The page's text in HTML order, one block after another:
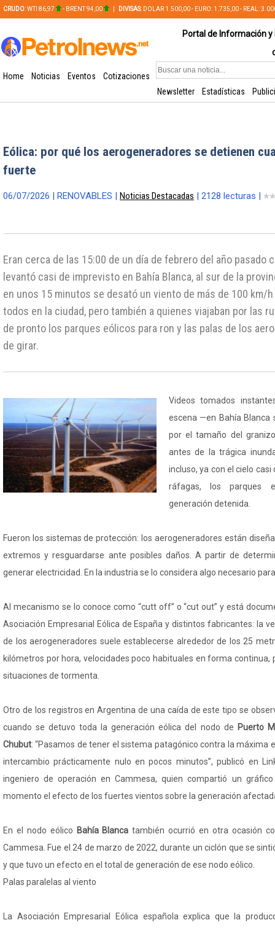
CRUDO: WTI 86,97 - BRENT 94,00 DIVISAS: DOLAR 1.500,00 - EURO: 1.735,00 - REAL:
Portal de Información
Home Noticias Eventos
Cotizaciones
Newsletter
Estadísticas
Eólica: por qué los aerogeneradores se detienen
fuerte
06/07/2026 | RENOVABLES | Noticias Destacadas | 2128 lecturas |
Eran cerca de las 15:00 de un día de febrero del año pasado
levantó casi de imprevisto en Bahía Blanca, al sur de la
en unos 15 minutos se desató un viento de más de 100 km/
todos en la ciudad, pero también a quienes viajaban por las
de pronto los parques eólicos para ron y las palas de los
de girar.
Videos tomados
escena —en Bahía Blanca
por el tamaño del
antes de la trágica
incluso, ya con el cielo
ráfagas, los parques
generación detenida.
Fueron los sistemas de protección: los aerogeneradores están
extremos y resguardarse ante posibles daños. A partir de
generar electricidad. En la industria se lo considera algo necesario
Al mecanismo se lo conoce como “cutt off” o “cut out” y está
Asociación Empresarial Eólica de España y distintos fabricantes: la
de los aerogeneradores suele establecerse alrededor de los 25
kilómetros por hora, velocidades poco habituales en forma continua,
situaciones de tormenta.
Otro de los registros en Argentina de una caída de este tipo se
cuando se detuvo toda la generación eólica del nodo de Puerto
Chubut: “Pasamos de tener el sistema patagónico contra la máxima
intercambio prácticamente nulo en pocos minutos”, publicó en
ingeniero de operación en Cammesa, quien compartió un
momento el efecto de los fuertes vientos sobre la generación
En el nodo eólico Bahía Blanca también ocurrió en otra ocasión
Cammesa. Fue el 24 de marzo de 2022, durante un ciclón que se
y que tuvo un efecto en el total de generación de ese nodo eólico.
Palas paralelas al viento
La Asociación Empresarial Eólica española explica que la